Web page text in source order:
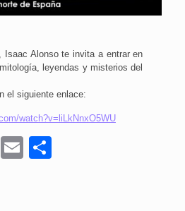
Isaac Alonso te invita a entrar en
leyendas y misterios del
el siguiente enlace:
watch?v=liLkNnxO5WU
X Email